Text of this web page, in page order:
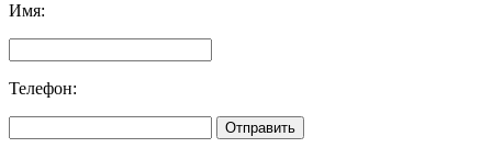
Имя:
Телефон:
Отправить